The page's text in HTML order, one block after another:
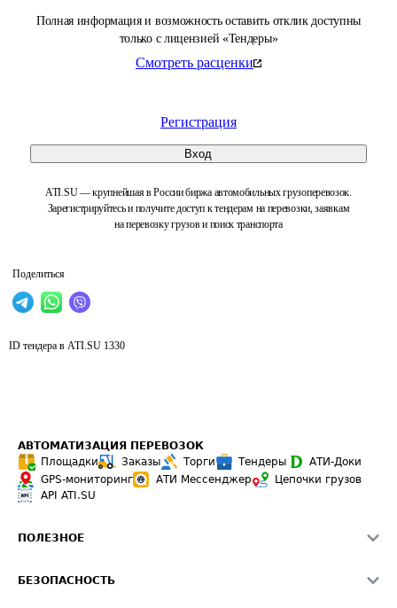
Полная информация и возможность оставить отклик доступны
только с лицензией «Тендеры»
Смотреть расценки
Регистрация
Вход
ATI.SU — крупнейшая в России биржа автомобильных грузоперевозок.
Зарегистрируйтесь и получите доступ к тендерам на перевозки, заявкам
на перевозку грузов и поиск транспорта
Поделиться
ID тендера в ATI.SU 1330
АВТОМАТИЗАЦИЯ ПЕРЕВОЗОК
Площадки
Заказы Торги Тендеры
АТИ-Доки
GPS-мониторинг
АТИ Мессенджер
Цепочки грузов
API ATI.SU
ПОЛЕЗНОЕ
БЕЗОПАСНОСТЬ